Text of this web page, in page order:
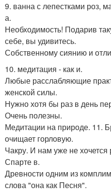
9. ванна с лепестками роз,
а.
Необходимость! Подарив
себе, вы удивитесь.
Собственному сиянию и
10. медитация - как и.
Любые расслабляющие
женской силы.
Нужно хотя бы раз в день
Очень полезны.
Медитации на природе. 11.
очищает горловую.
Чакру. И нам уже не хочется
Спарте в.
Древности одним из
слова "она как Песня".